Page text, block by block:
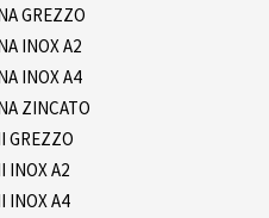
GREZZO
INOX A2
INOX A4
ZINCATO
GREZZO
INOX A2
INOX A4